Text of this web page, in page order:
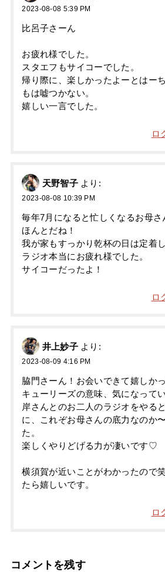
2023-08-08 5:39 PM
比呂子さーん
お疲れ様でした。
スタエフもサイコーでした。
帰り際に、楽しかったよーとはー
もは嘘つかない。
嬉しい一言でした。
ロ
天野智子 より:
2023-08-08 10:39 PM
毎年7月になると忙しくなるお母さ
ほんとだね！
我が家もすっかり乾杯の日は定着
ラジオ本当にお疲れ様でした。
サイコーだったよ！
ロ
井上妙子 より:
2023-08-09 4:16 PM
脇門さーん！お会いできて嬉しか
キューリーズの意味、気になって
岸さんとのお二人のラジオをやる
に、これぞお母さんの底力なのか
た。
楽しくやりどげる力が凄いです♡
横須賀が近いことがわかったので
たら嬉しいです。
ロ
コメントを残す